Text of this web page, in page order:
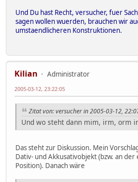
Und Du hast Recht, versucher, fuer
sagen wollen wuerden, brauchen wir
umstaendlicheren Konstruktionen.
Kilian
Administrator
2005-03-12, 23:22:05
Zitat von: versucher in 2005-03-12,
Und wo steht dann mim, irm, orm
Das steht zur Diskussion. Mein
Dativ- und Akkusativobjekt (bzw. an
Position). Danach wäre